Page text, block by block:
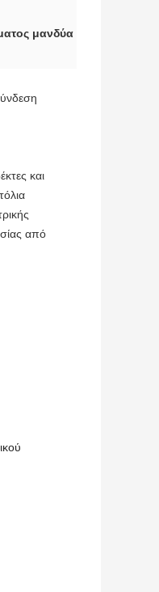
μανδύα
και
από